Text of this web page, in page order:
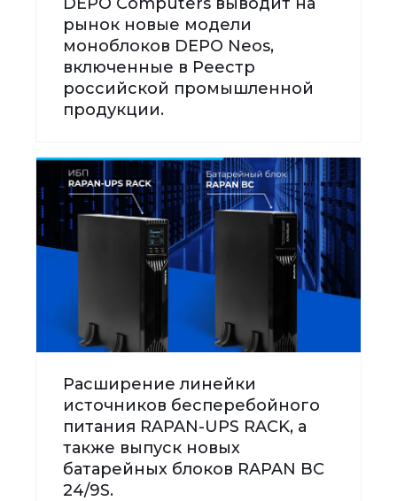
рынок новые модели
моноблоков DEPO Neos,
включенные в Реестр
российской промышленной
продукции.
Расширение линейки
источников бесперебойного
питания RAPAN-UPS RACK, а
также выпуск новых
батарейных блоков RAPAN BC
24/9S.